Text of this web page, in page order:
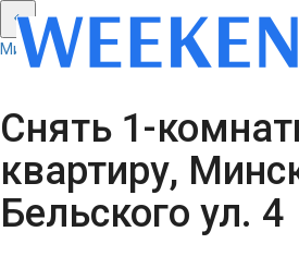
Минск: Смотреть все результаты
Снять 1-
квартиру,
Бельского ул. 4